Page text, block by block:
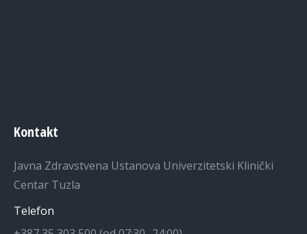
Kontakt
Javna Zdravstvena Ustanova Univerzitetski Klinički
Centar Tuzla
Telefon